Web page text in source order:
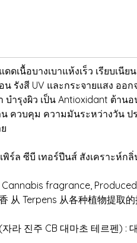
แดดเนื้อบางเบาแห้งเร็ว เรีย
งสี UV และกระจายแสง ออ
ำรุงผิว เป็น Antioxidant ต้า
วบคุม ความมันระหว่างวัน ป
ร่า เพิร์ล ซีบี เทอร์ปีนส์ สังเค
: Cannabis fragrance,
从 Terpens 从各种植物提取
(자라 진주 CB 대마초 테르